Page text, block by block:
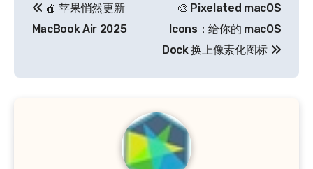
章
航
🍎 苹果悄然更新
MacBook Air 2025
🎨 Pixelated macOS
Icons：给你的 macOS
Dock 换上像素化图标